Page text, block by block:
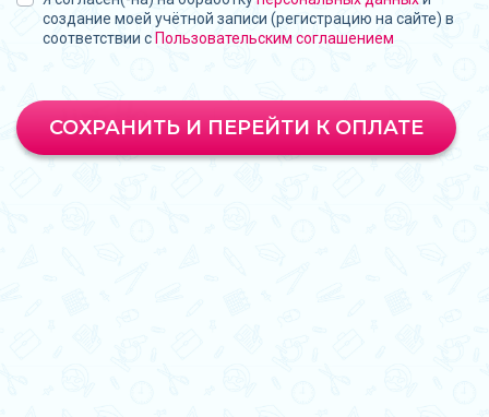
создание моей учётной записи (регистрацию на сайте) в
соответствии с Пользовательским соглашением
СОХРАНИТЬ И ПЕРЕЙТИ К ОПЛАТЕ